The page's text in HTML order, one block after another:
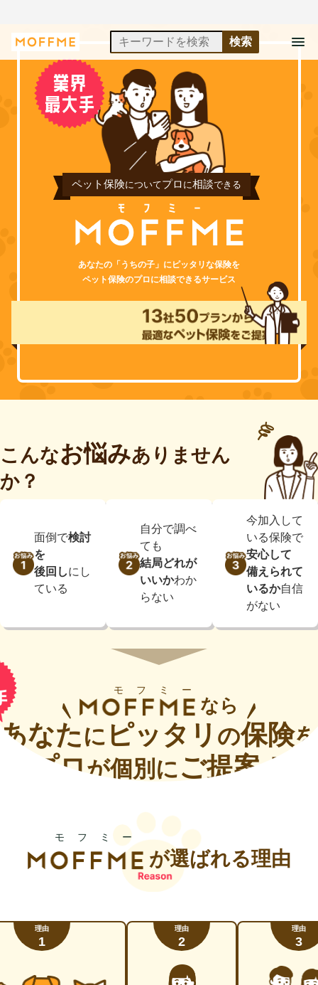
ペット保険についてプロ に相談できる
あなたの「うちの子」にピッタリな保険を
ペット保険のプロに相談できるサービス
こんなお悩みありません
か？
面倒で検討
を
後回しにし
ている
自分で調べ
ても
結局どれが
いいかわか
らない
今加入して
いる保険で
安心して
備えられて
いるか自信
がない
モフミー
なら
あなたに ピッタリ の保険を
プロが個別にご提案！
モフミー
が選ばれる理由
理由
1
理由
2
理由
3